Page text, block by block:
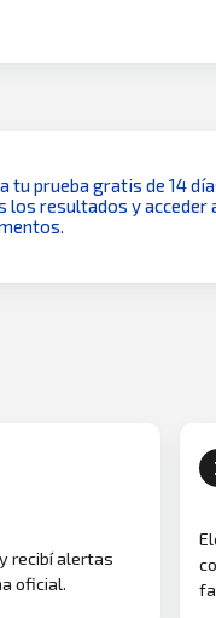
tu prueba gratis de 14
los resultados y acceder
recibí alertas
oficial.